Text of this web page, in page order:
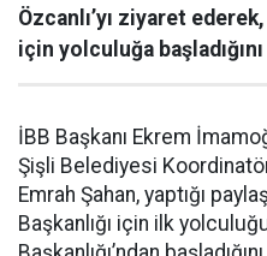
Özcanlı’yı ziyaret
için yolculuğa
İBB Başkanı Ekrem
Şişli Belediyesi Koordinatör
Emrah Şahan, yaptığı
Başkanlığı için ilk